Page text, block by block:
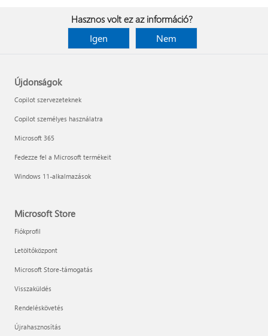
Hasznos volt ez az információ?
Igen
Nem
Újdonságok
Copilot szervezeteknek
Copilot személyes használatra
Microsoft 365
Fedezze fel a Microsoft termékeit
Windows 11-alkalmazások
Microsoft Store
Fiókprofil
Letöltőközpont
Microsoft Store-támogatás
Visszaküldés
Rendeléskövetés
Újrahasznosítás